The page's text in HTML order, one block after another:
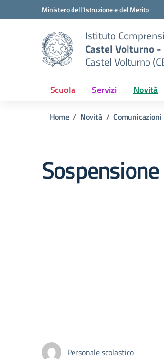
Vai ai contenuti
Vai al menu di navigazioneMinistero dell'Istruzione e del Merito
Istituto
Castel Volturno -
Castel Volturno
Scuola Servizi Novità
Home Novità Comunicazioni
Personale scolastico